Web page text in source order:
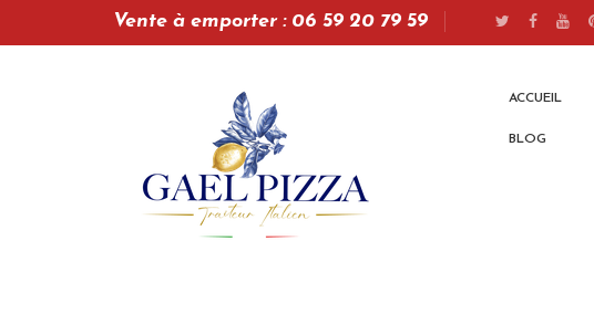
Vente à emporter : 06 59 20 79 59
ACCUEIL
BLOG